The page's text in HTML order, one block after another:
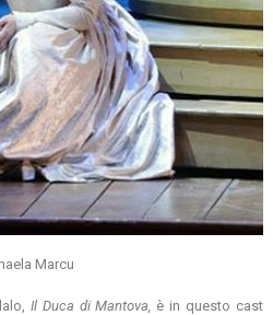
Marcu
Il Duca di Mantova, è in questo cast